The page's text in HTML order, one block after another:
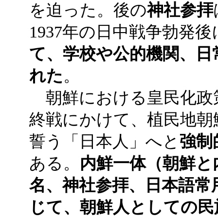
を迫った。後の神社参拝
1937年の日中戦争勃発後
て、学校や公的機関、
れた。
朝鮮における皇民化政
終戦にかけて、植民地
誓う「日本人」へと 強制
ある。 内鮮一体（朝鮮
名、神社参拝、日本語
じて、朝鮮人としての